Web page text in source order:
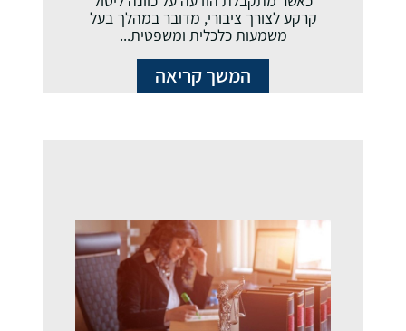
קרקע לצורך ציבורי, מדובר במהלך בעל
משמעות כלכלית ומשפטית...
המשך קריאה